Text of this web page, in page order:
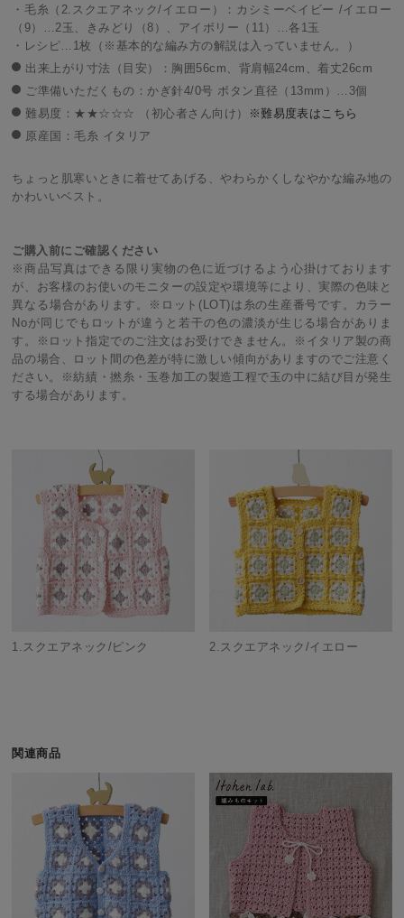
・毛糸（2.スクエアネック/イエロー）：カシミーベイビー /イエロー
（9）…2玉、きみどり（8）、アイボリー（11）…各1玉
・レシピ…1枚（※基本的な編み方の解説は入っていません。）
出来上がり寸法（目安）：胸囲56cm、背肩幅24cm、着丈26cm
ご準備いただくもの：かぎ針4/0号 ボタン直径（13mm）…3個
難易度：★★☆☆☆ （初心者さん向け）
※難易度表はこちら
原産国：毛糸 イタリア
ちょっと肌寒いときに着せてあげる、やわらかくしなやかな編み地の
かわいいベスト。
ご購入前にご確認ください
※商品写真はできる限り実物の色に近づけるよう心掛けております
が、お客様のお使いのモニターの設定や環境等により、実際の色味と
異なる場合があります。※ロット(LOT)は糸の生産番号です。カラー
Noが同じでもロットが違うと若干の色の濃淡が生じる場合がありま
す。※ロット指定でのご注文はお受けできません。※イタリア製の商
品の場合、ロット間の色差が特に激しい傾向がありますのでご注意く
ださい。※紡績・撚糸・玉巻加工の製造工程で玉の中に結び目が発生
する場合があります。
1.スクエアネック/ピンク 2.スクエアネック/イエロー
関連商品